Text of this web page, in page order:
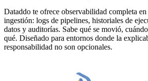
Dataddo te ofrece observabilidad completa
ingestión: logs de pipelines, historiales de
datos y auditorías. Sabe qué se movió,
qué. Diseñado para entornos donde la
responsabilidad no son opcionales.